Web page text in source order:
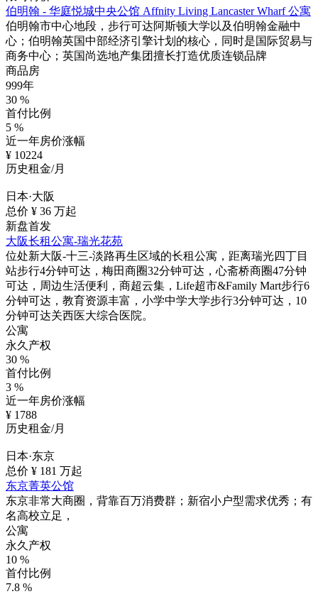
伯明翰 - 华庭悦城中央公馆 Affnity Living Lancaster Wharf 公寓
伯明翰市中心地段，步行可达阿斯顿大学以及伯明翰金融中
心；伯明翰英国中部经济引擎计划的核心，同时是国际贸易与
商务中心；英国尚选地产集团擅长打造优质连锁品牌
商品房
999年
30 %
首付比例
5 %
近一年房价涨幅
¥ 10224
历史租金/月
日本·大阪
总价 ¥ 36 万起
新盘首发
大阪长租公寓-瑞光花苑
位处新大阪-十三-淡路再生区域的长租公寓，距离瑞光四丁目
站步行4分钟可达，梅田商圈32分钟可达，心斋桥商圈47分钟
可达，周边生活便利，商超云集，Life超市&Family Mart步行6
分钟可达，教育资源丰富，小学中学大学步行3分钟可达，10
分钟可达关西医大综合医院。
公寓
永久产权
30 %
首付比例
3 %
近一年房价涨幅
¥ 1788
历史租金/月
日本·东京
总价 ¥ 181 万起
东京菁英公馆
东京非常大商圈，背靠百万消费群；新宿小户型需求优秀；有
名高校立足，
公寓
永久产权
10 %
首付比例
7.8 %